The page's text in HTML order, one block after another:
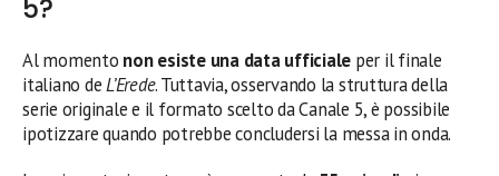
5?
Al momento non esiste una data ufficiale per il finale
italiano deL’Erede. Tuttavia, osservando la struttura della
serie originale e il formato scelto da Canale 5, è possibile
ipotizzare quando potrebbe concludersi la messa in onda.